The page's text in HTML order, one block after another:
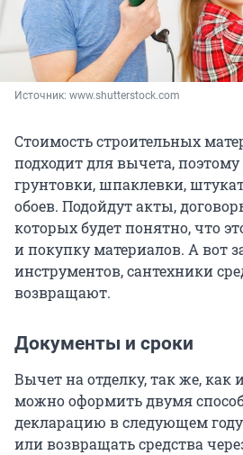
Источник: www.shutterstock.com
Стоимость строительных
подходит для вычета,
грунтовки, шпаклевки,
обоев. Подойдут акты,
которых будет понятно, что
и покупку материалов. А вот
инструментов, сантехники
возвращают.
Документы и сроки
Вычет на отделку, так же, как
можно оформить двумя
декларацию в следующем
или возвращать средства